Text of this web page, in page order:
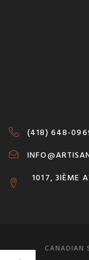
(418) 648-
1017, 3IÈME
CANADIAN